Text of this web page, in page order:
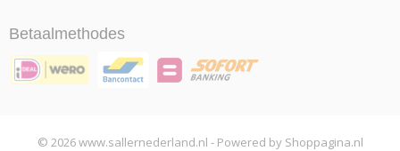
Betaalmethodes
© 2026 www.sallernederland.nl - Powered by Shoppagina.nl